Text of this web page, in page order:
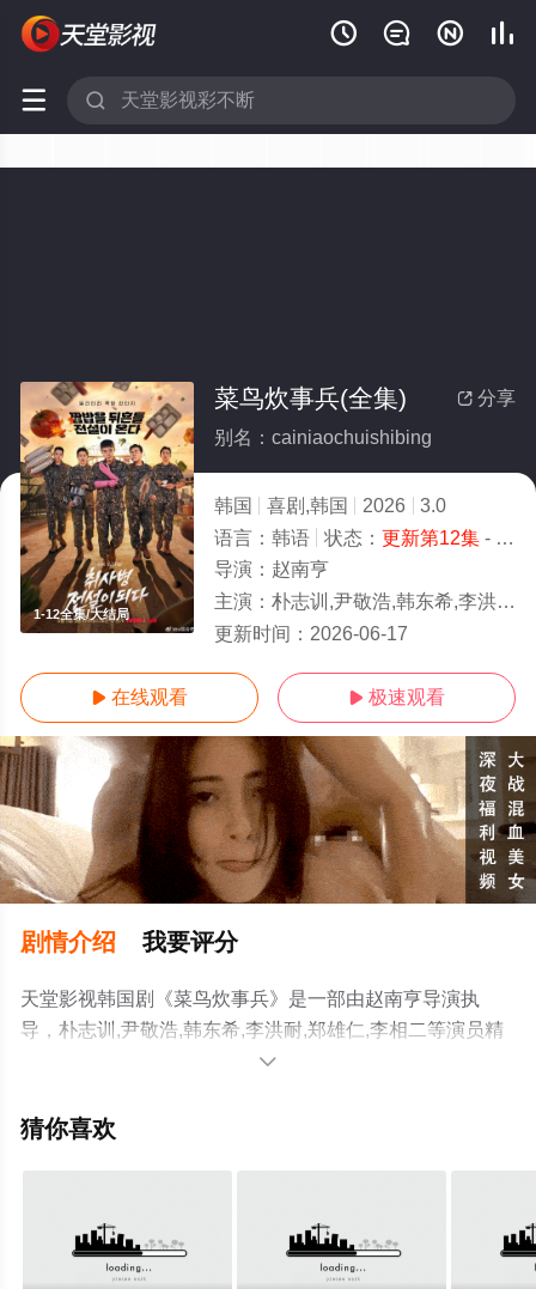
   
 
1-12全集/大结局
 分享
菜鸟炊事兵(全集)
别名：cainiaochuishibing
韩国 喜剧,韩国 2026
3.0
语言： 韩语 状态： 更新第12集- 免费在线观看
导演： 赵南亨
主演： 朴志训,尹敬浩,韩东希,李洪耐,郑雄仁,李相二
更新时间： 2026-06-17
 在线观看  极速观看
剧情介绍 我要评分
天堂影视韩国剧《菜鸟炊事兵》是一部由赵南亨导演执
导，朴志训,尹敬浩,韩东希,李洪耐,郑雄仁,李相二等演员精
彩演绎的韩国电视剧，大结局剧情已揭晓（1-12全集），
网，更多相关信息可移步至豆瓣电视剧、电视猫或剧情网

猜你喜欢